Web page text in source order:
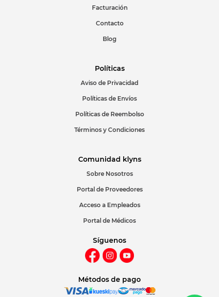
ENVIAR COMENTARIO
Facturación
Contacto
Blog
Políticas
Aviso de Privacidad
Políticas de Envíos
Políticas de Reembolso
Términos y Condiciones
Comunidad klyns
Sobre Nosotros
Portal de Proveedores
Acceso a Empleados
Portal de Médicos
Síguenos
Métodos de pago